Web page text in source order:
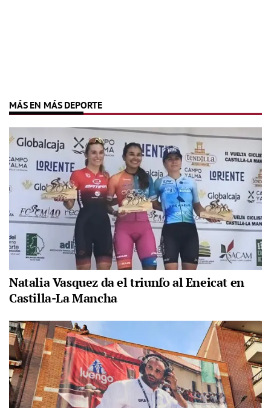
MÁS EN MÁS DEPORTE
Natalia Vasquez da el triunfo al Eneicat en
Castilla-La Mancha